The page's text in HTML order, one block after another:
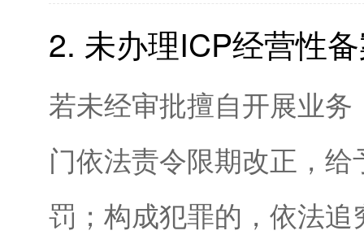
2. 未办理ICP经营性
若未经审批擅自开展业
门依法责令限期改正，
罚；构成犯罪的，依法追